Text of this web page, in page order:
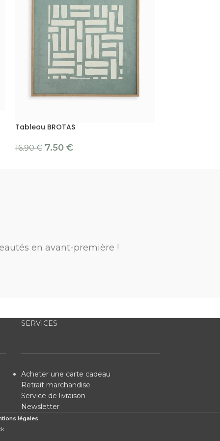
Tableau BROTAS
16.90€ 7.50 €
en avant-première !
SERVICES
Acheter une carte cadeau
Retrait marchandise
Service de livraison
Newsletter
légales.